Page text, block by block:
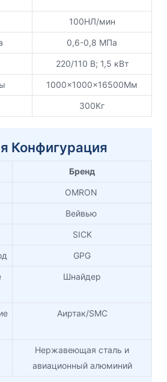
100НЛ/мин
0,6-0,8 МПа
220/110 В; 1,5 кВт
1000x1000x16500Мм
300Кг
Конфигурация
Бренд
OMRON
Вейвью
SICK
GPG
Шнайдер
Аиртак/SMC
Нержавеющая сталь и
авиационный алюминий